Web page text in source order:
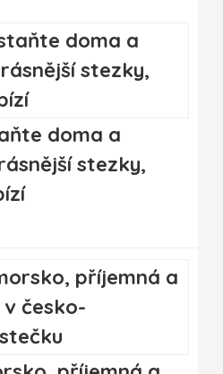
doma a
stezky,